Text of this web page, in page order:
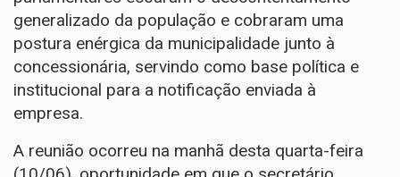
generalizado da população e cobraram uma
postura enérgica da municipalidade junto à
concessionária, servindo como base política e
institucional para a notificação enviada à
empresa.
A reunião ocorreu na manhã desta quarta-feira